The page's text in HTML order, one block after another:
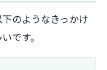
のようなきっかけ
です。